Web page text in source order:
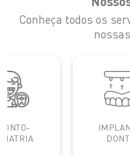
Conheça todos os
IMPLANTO-